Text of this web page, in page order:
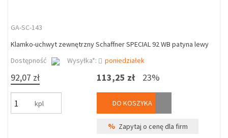
GA-SC-143
Klamko-uchwyt zewnętrzny Schaffner SPECIAL 92 WB patyna lewy
Dostępność
Wysyłka*: poniedziałek
92,07 zł
kpl
113,25 zł 23%
DO KOSZYKA
% Zapytaj o cenę dla firm